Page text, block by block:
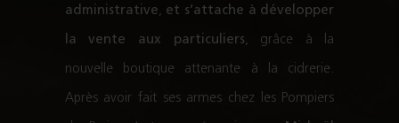
administrative , et s’attache à développer
la vente aux particuliers , grâce à la
nouvelle boutique attenante à la cidrerie.
Après avoir fait ses armes chez les Pompiers